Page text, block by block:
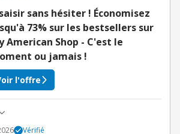
sans hésiter ! Économisez
73% sur les bestsellers sur
American Shop - C'est le
ou jamais !
l'offre
Vérifié